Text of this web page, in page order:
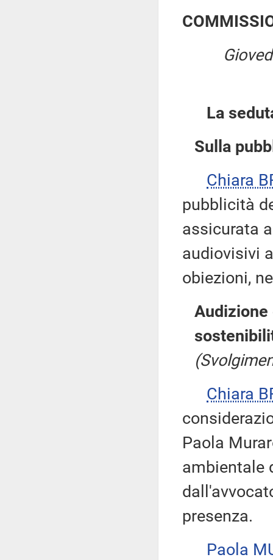
La
Sulla
Chiara
pubblicità
assicurata
audiovisivi
obiezioni,
Audizione
Chiara
Paola
ambientale
presenza.
Paola